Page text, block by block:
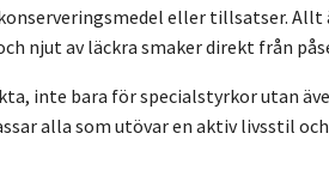
eller tillsatser.
njut av läckra smaker direkt från
inte bara för specialstyrkor utan
alla som utövar en aktiv livsstil